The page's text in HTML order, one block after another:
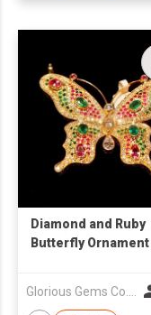
Diamond and Ruby
Butterfly Ornament